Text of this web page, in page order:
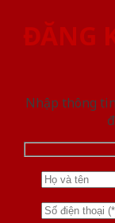
ĐĂNG
Nhập thông